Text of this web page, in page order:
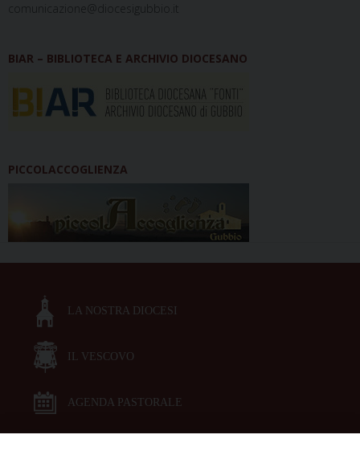
comunicazione@diocesigubbio.it
BIAR – BIBLIOTECA E ARCHIVIO DIOCESANO
PICCOLACCOGLIENZA
LA NOSTRA DIOCESI
IL VESCOVO
AGENDA PASTORALE